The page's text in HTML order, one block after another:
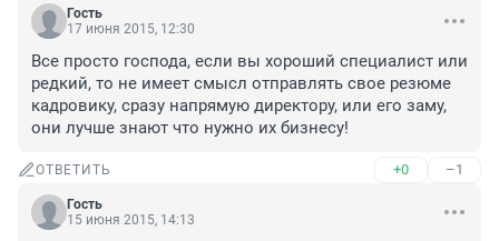
Гость
17 июня 2015, 12:30
Все просто господа, если вы хороший специалист или
редкий, то не имеет смысл отправлять свое резюме
кадровику, сразу напрямую директору, или его заму,
они лучше знают что нужно их бизнесу!
ОТВЕТИТЬ +0 –1
Гость
15 июня 2015, 14:13